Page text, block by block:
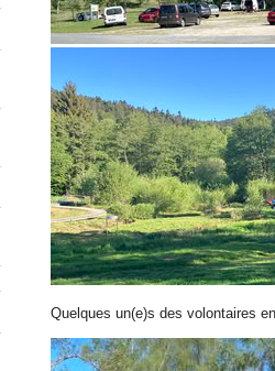
Quelques un(e)s des volontaires